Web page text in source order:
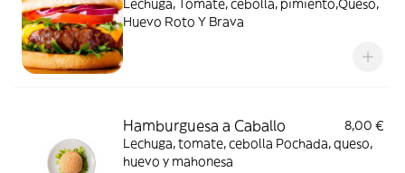
Lechuga, Tomate, cebolla, pimiento,Queso,
Huevo Roto Y Brava
Hamburguesa a Caballo
8,00 €
Lechuga, tomate, cebolla Pochada, queso,
huevo y mahonesa